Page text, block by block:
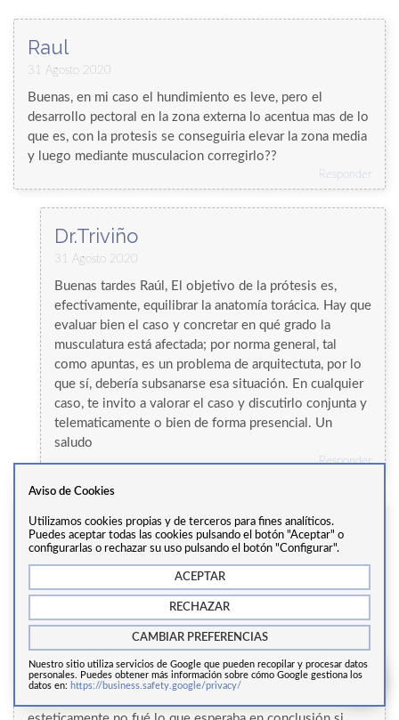
Raul
31 Agosto 2020
Buenas, en mi caso el hundimiento es leve, pero el
desarrollo pectoral en la zona externa lo acentua mas de lo
que es, con la protesis se conseguiria elevar la zona media
y luego mediante musculacion corregirlo??
Responder
Dr.Triviño
31 Agosto 2020
Buenas tardes Raúl, El objetivo de la prótesis es,
efectivamente, equilibrar la anatomía torácica. Hay que
evaluar bien el caso y concretar en qué grado la
musculatura está afectada; por norma general, tal
como apuntas, es un problema de arquitectuta, por lo
que sí, debería subsanarse esa situación. En cualquier
caso, te invito a valorar el caso y discutirlo conjunta y
telematicamente o bien de forma presencial. Un
saludo
Responder
Santiago
18 Febrero 2021
Actualmente tengo 35 me operé a los 22,me colocaron 2
varillas de acero quirúrgico de las cuales 1 me dió derrame
de pleuras y llevó a un parocardiorespiratorio,estuve 1
mes en CTI bajé 17 kgs quedé lleno de cicatrices porque
me pusieron drenajes y la recuperación me llevó 1
año,desde entonces cuando hay 3 o 4 días seguidos de
Aviso de Cookies
Utilizamos cookies propias y de terceros para fines analíticos.
Puedes aceptar todas las cookies pulsando el botón "Aceptar" o
configurarlas o rechazar su uso pulsando el botón "Configurar".
Nuestro sitio utiliza servicios de Google que pueden recopilar y procesar datos
personales. Puedes obtener más información sobre cómo Google gestiona los
datos en: https://business.safety.google/privacy/
ACEPTAR
RECHAZAR
CAMBIAR PREFERENCIAS